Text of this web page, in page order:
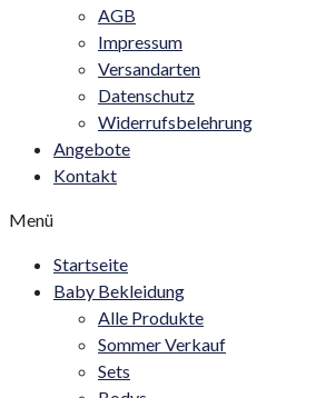
AGB
Impressum
Versandarten
Datenschutz
Widerrufsbelehrung
Angebote
Kontakt
Menü
Startseite
Baby Bekleidung
Alle Produkte
Sommer Verkauf
Sets